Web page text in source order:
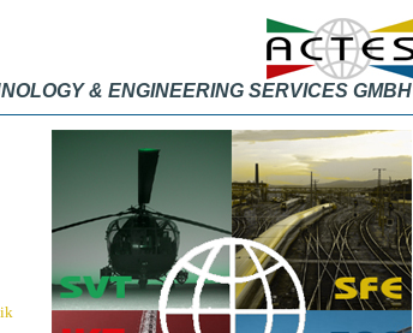
& ENGINEERING SERVICES GMBH